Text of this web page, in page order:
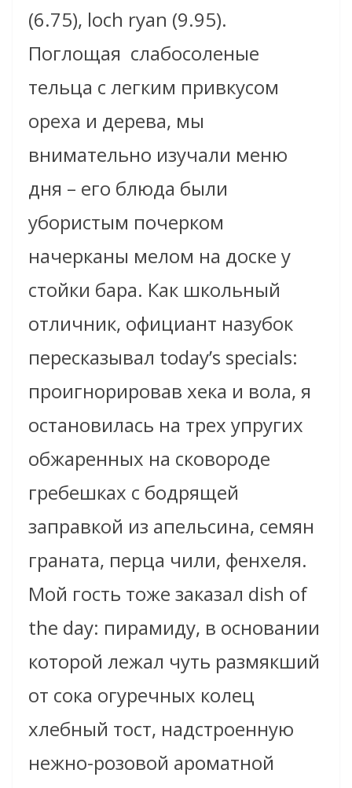
(6.75), loch ryan (9.95).
Поглощая слабосоленые
тельца с легким привкусом
ореха и дерева, мы
внимательно изучали меню
дня – его блюда были
убористым почерком
начерканы мелом на доске у
стойки бара. Как школьный
отличник, официант назубок
пересказывал today’s specials:
проигнорировав хека и вола, я
остановилась на трех упругих
обжаренных на сковороде
гребешках с бодрящей
заправкой из апельсина, семян
граната, перца чили, фенхеля.
Мой гость тоже заказал dish of
the day: пирамиду, в основании
которой лежал чуть размякший
от сока огуречных колец
хлебный тост, надстроенную
нежно-розовой ароматной